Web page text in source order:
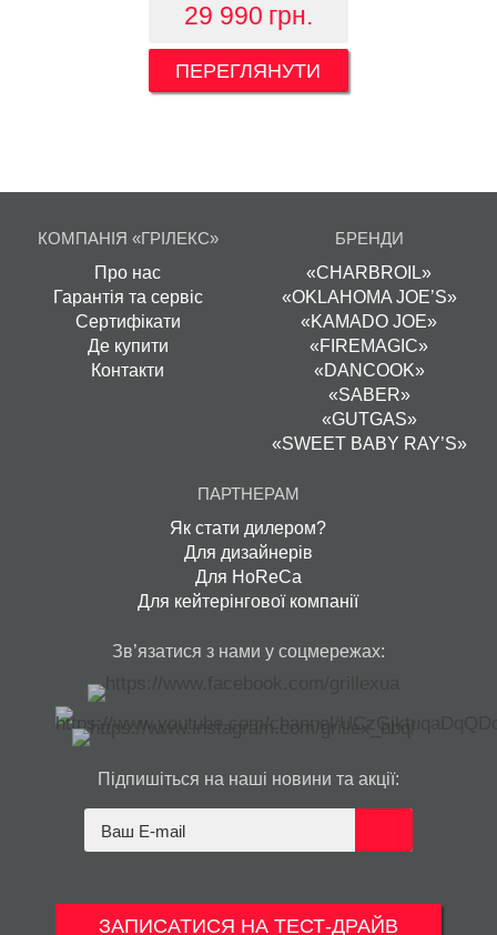
29 990 грн.
ПЕРЕГЛЯНУТИ
КОМПАНІЯ «ГРІЛЕКС»
Про нас
Гарантія та сервіс
Сертифікати
Де купити
Контакти
БРЕНДИ
«CHARBROIL»
«OKLAHOMA JOE’S»
«KAMADO JOE»
«FIREMAGIC»
«DANCOOK»
«SABER»
«GUTGAS»
«SWEET BABY RAY’S»
ПАРТНЕРАМ
Як стати дилером?
Для дизайнерів
Для HoReCa
Для кейтерінгової компанії
Зв’язатися з нами у соцмережах:
Підпишіться на наші новини та акції:
ЗАПИСАТИСЯ НА ТЕСТ-ДРАЙВ